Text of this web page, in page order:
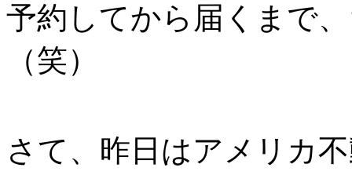
予約してから届くまで
（笑）
さて、昨日はアメリカ